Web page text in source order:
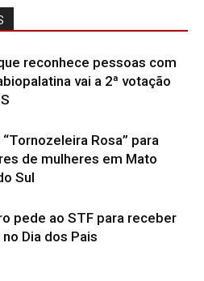
reconhece pessoas com
vai a 2ª votação
“Tornozeleira Rosa” para
de mulheres em Mato
Sul
pede ao STF para receber
Dia dos Pais